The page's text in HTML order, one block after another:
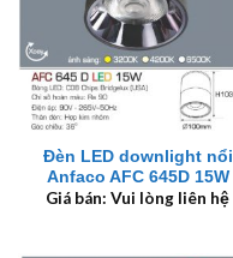
Đèn LED downlight nổi
Anfaco AFC 645D 15W
Giá bán: Vui lòng liên hệ